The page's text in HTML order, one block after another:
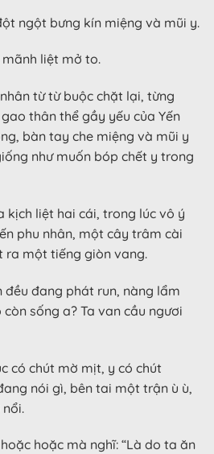
ngột bưng kín miệng và mũi y.
mãnh liệt mở to.
từ từ buộc chặt lại, từng
thân thể gầy yếu của Yến
bàn tay che miệng và mũi y
như muốn bóp chết y trong
kịch liệt hai cái, trong lúc vô ý
phu nhân, một cây trâm cài
ra một tiếng giòn vang.
đều đang phát run, nàng lẩm
sống a? Ta van cầu ngươi
có chút mờ mịt, y có chút
nói gì, bên tai một trận ù ù,
hoặc mà nghĩ: “Là do ta ăn